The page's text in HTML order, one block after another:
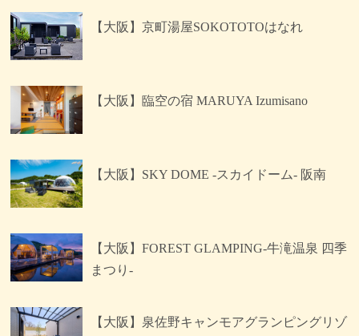
【大阪】京町湯屋SOKOTOTOはなれ
【大阪】臨空の宿 MARUYA Izumisano
【大阪】SKY DOME -スカイドーム- 阪南
【大阪】FOREST GLAMPING-牛滝温泉 四季
まつり-
【大阪】泉佐野キャンモアグランピングリゾ